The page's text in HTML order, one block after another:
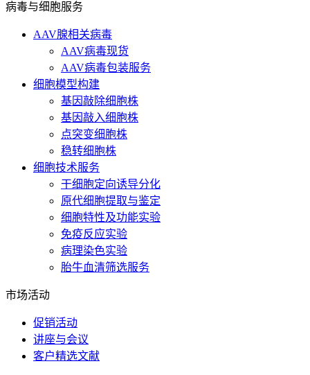
病毒与细胞服务
AAV腺相关病毒
AAV病毒现货
AAV病毒包装服务
细胞模型构建
基因敲除细胞株
基因敲入细胞株
点突变细胞株
稳转细胞株
细胞技术服务
干细胞定向诱导分化
原代细胞提取与鉴定
细胞特性及功能实验
免疫反应实验
病理染色实验
胎牛血清筛选服务
市场活动
促销活动
讲座与会议
客户精选文献